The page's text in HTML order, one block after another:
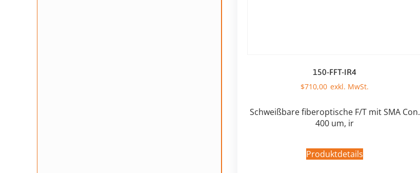
150-FFT-IR4
$710,00
Schweißbare fiberoptische F/T mit SMA Con.
400 um, ir
Produktdetails